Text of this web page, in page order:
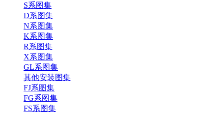
S系图集
D系图集
N系图集
K系图集
R系图集
X系图集
GL系图集
其他安装图集
FJ系图集
FG系图集
FS系图集